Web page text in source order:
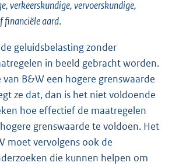
verkeerskundige, vervoerskundige,
financiële aard.
geluidsbelasting zonder
in beeld gebracht worden.
van B&W een hogere grenswaarde
ze dat, dan is het niet voldoende
hoe effectief de maatregelen
grenswaarde te voldoen. Het
moet vervolgens ook de
die kunnen helpen om